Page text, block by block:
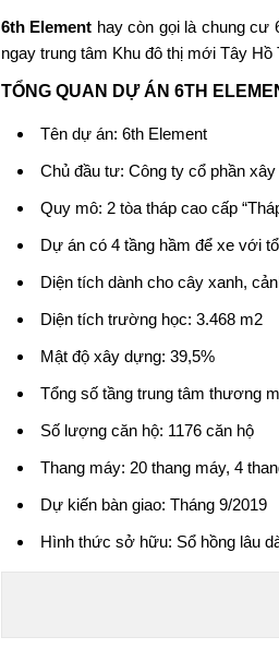
6th Element hay còn gọi là chung cư
ngay trung tâm Khu đô thị mới Tây
TỔNG QUAN DỰ ÁN 6TH
Tên dự án: 6th Element
Chủ đầu tư: Công ty cổ phần
Quy mô: 2 tòa tháp cao cấp
Dự án có 4 tầng hầm để xe với
Diện tích dành cho cây xanh,
Diện tích trường học: 3.468 m2
Mật độ xây dựng: 39,5%
Tổng số tầng trung tâm thương
Số lượng căn hộ: 1176 căn hộ
Thang máy: 20 thang máy, 4
Dự kiến bàn giao: Tháng 9/2019
Hình thức sở hữu: Sổ hồng lâu